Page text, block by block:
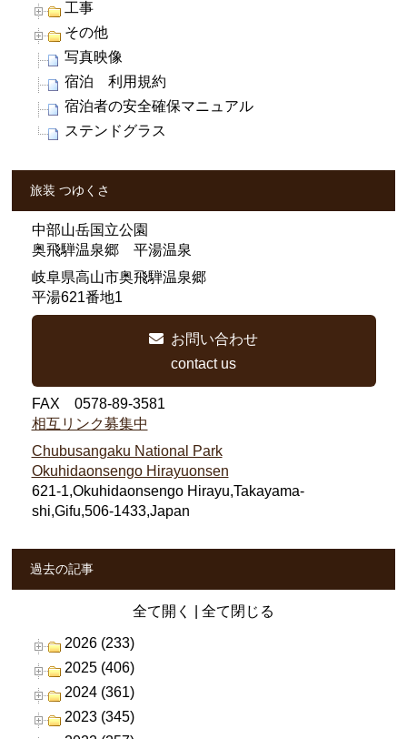
工事
その他
写真映像
宿泊 利用規約
宿泊者の安全確保マニュアル
ステンドグラス
旅装 つゆくさ
中部山岳国立公園
奥飛騨温泉郷 平湯温泉
岐阜県高山市奥飛騨温泉郷
平湯621番地1
お問い合わせ
contact us
FAX 0578-89-3581
相互リンク募集中
Chubusangaku National Park
Okuhidaonsengo Hirayuonsen
621-1,Okuhidaonsengo Hirayu,Takayama-
shi,Gifu,506-1433,Japan
過去の記事
全て開く 全て閉じる
2026 (233)
2025 (406)
2024 (361)
2023 (345)